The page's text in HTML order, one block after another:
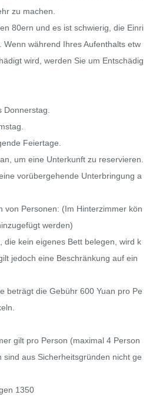
zu machen.
80ern und es ist schwierig, die Einri
während Ihres Aufenthalts etw
wird, werden Sie um Entschädig
Feiertage.
um eine Unterkunft zu reservieren.
vorübergehende Unterbringung a
von Personen: (Im Hinterzimmer kön
werden)
die kein eigenes Bett belegen, wird k
jedoch eine Beschränkung auf ein
beträgt die Gebühr 600 Yuan pro Pe
gilt pro Person (maximal 4 Person
aus Sicherheitsgründen nicht ge
1350